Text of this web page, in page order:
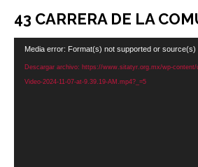
43 CARRERA DE LA
Reproductor
Media error: Format(s) not supported or source(s)
Descargar archivo: https://www.sitatyr.org.mx/wp-content/
Video-2024-11-07-at-9.39.19-AM.mp4?_=5